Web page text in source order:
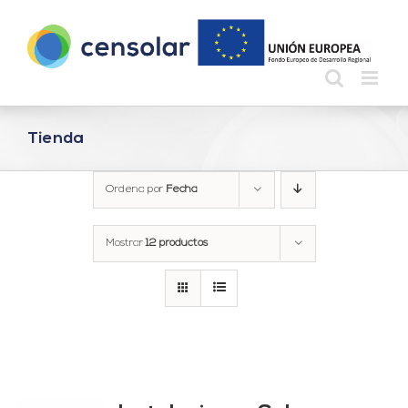
contenido
Tienda
Ordena por Fecha
Mostrar12 productos